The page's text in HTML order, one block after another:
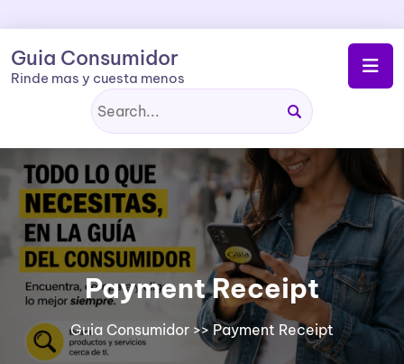
to
content
Guia Consumidor
Rinde mas y cuesta menos
Payment Receipt
Guia Consumidor >> Payment Receipt